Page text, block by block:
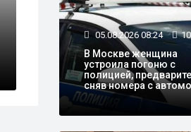
развязки до
стал
05.08.2026 08:24
В Москве женщина
устроила погоню с
полицией,
сняв номера с